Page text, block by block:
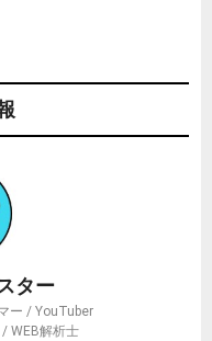
ター
ー / YouTuber
WEB解析士